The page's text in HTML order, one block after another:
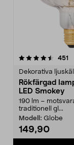
451
Dekorativa
Rökfärgad
LED Smokey
190 lm –
traditionell gl...
Modell: Globe
149,90
4.5av 5